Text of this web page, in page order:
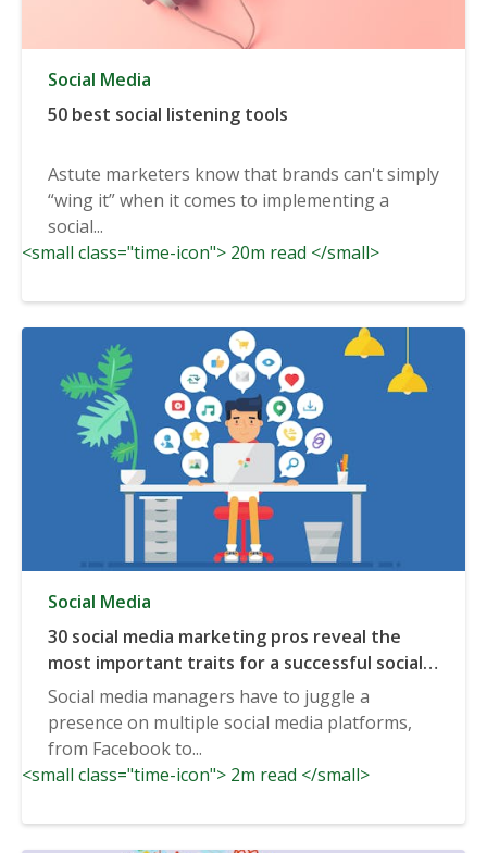
Social Media
50 best social listening tools
Astute marketers know that brands can't simply
“wing it” when it comes to implementing a
social...
<small class="time-icon"> 20m read </small>
Social Media
30 social media marketing pros reveal the
most important traits for a successful social
media manager
Social media managers have to juggle a
presence on multiple social media platforms,
from Facebook to...
<small class="time-icon"> 2m read </small>